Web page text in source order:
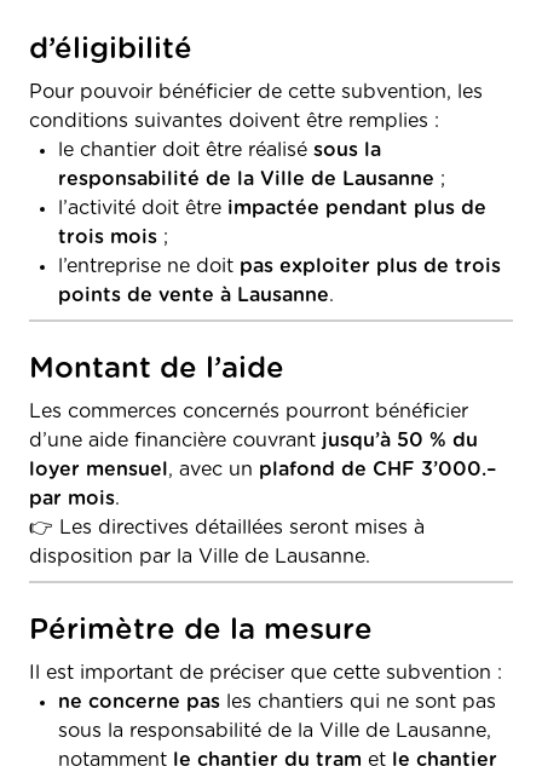
d’éligibilité
Pour pouvoir bénéficier de cette subvention, les
conditions suivantes doivent être remplies :
le chantier doit être réalisé sous la
responsabilité de la Ville de Lausanne ;
l’activité doit être impactée pendant plus de
trois mois ;
l’entreprise ne doit pas exploiter plus de trois
points de vente à Lausanne.
Montant de l’aide
Les commerces concernés pourront bénéficier
d’une aide financière couvrant jusqu’à 50 % du
loyer mensuel , avec un plafond de CHF 3’000.–
par mois.
👉 Les directives détaillées seront mises à
disposition par la Ville de Lausanne.
Périmètre de la mesure
Il est important de préciser que cette subvention :
ne concerne pas les chantiers qui ne sont pas
sous la responsabilité de la Ville de Lausanne,
notamment
le chantier du tram et
le chantier